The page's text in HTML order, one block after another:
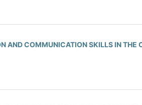
AND COMMUNICATION SKILLS IN THE